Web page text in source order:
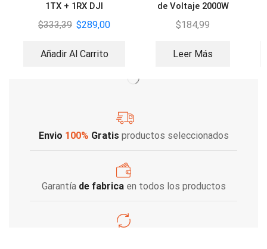
1TX + 1RX DJI
$333,39 $289,00
Añadir Al Carrito
de Voltaje 2000W
$184,99
Leer Más
Envio 100% Gratis productos seleccionados
Garantía de fabricaen todos los productos